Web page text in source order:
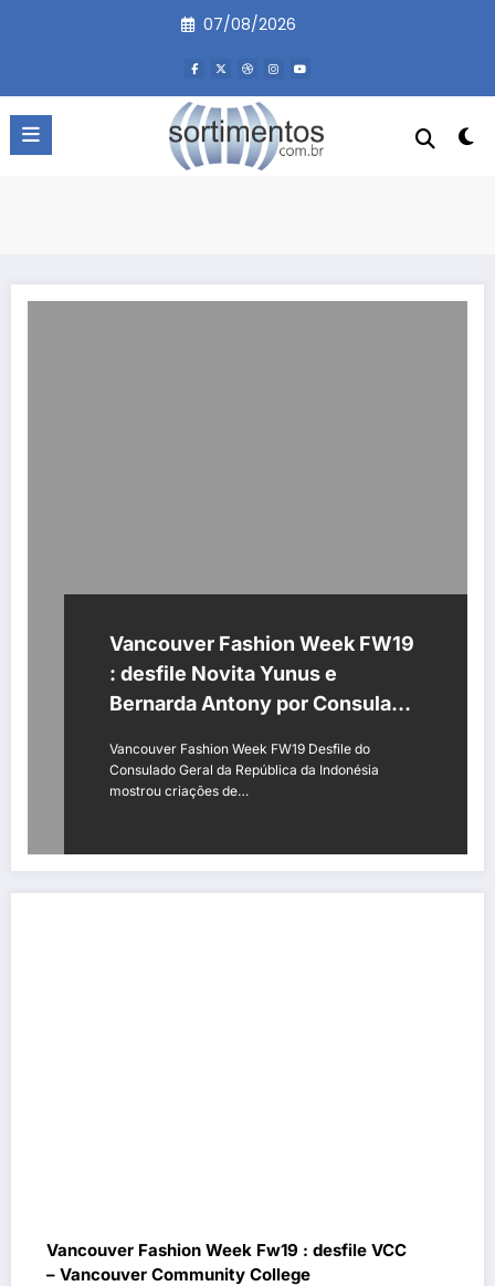
07/08/2026
Vancouver Fashion Week FW19
: desfile Novita Yunus e
Bernarda Antony por Consulado
Vancouver Fashion Week FW19 Desfile do
Consulado Geral da República da Indonésia
mostrou criações de…
Vancouver Fashion Week Fw19 : desfile VCC
– Vancouver Community College